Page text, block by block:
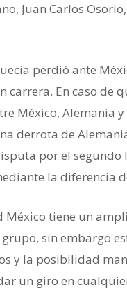
Juan Carlos
perdió ante
carrera. En caso de
México, Alemania
derrota de
por el
la diferencia
México tiene un
sin embargo
y la posibilidad
un giro en